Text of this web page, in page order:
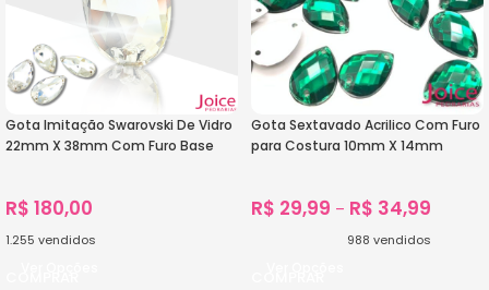
Gota Imitação Swarovski De Vidro
22mm X 38mm Com Furo Base
R$ 180,00
1.255 vendidos
Gota Sextavado Acrilico Com Furo
para Costura 10mm X 14mm
R$ 29,99 – R$ 34,99
988 vendidos